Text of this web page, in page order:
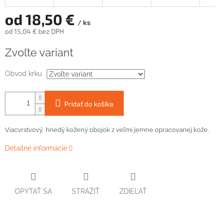
od 18,50 € / ks
od 15,04 € bez DPH
cena:
Zvoľte variant
Obvod krku
Pridať do košíka
Viacvrstvový hnedý kožený obojok z veľmi jemne opracovanej kože.
Detailné informácie
OPÝTAŤ SA STRÁŽIŤ ZDIEĽAŤ